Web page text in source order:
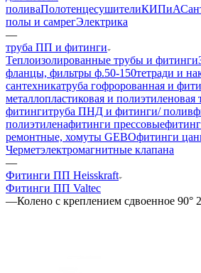
поливаПолотенцесушителиКИПиА
полы и самрегЭлектрика
—
труба ПП и фитинги
Теплоизолированные трубы и фитинги
фланцы, фильтры ф.50-150тетради и
сантехникатруба гофророванная и
металлопластиковая и полиэтиленовая
фитингитруба ПНД и фитинги/ полив
полиэтиленафитинги прессовые
ремонтные, хомуты GEBOфитинги
Черметэлектромагнитные клапана
—
Фитинги ПП Heisskraft
Фитинги ПП Valtec
—Колено с креплением сдвоенное 90°